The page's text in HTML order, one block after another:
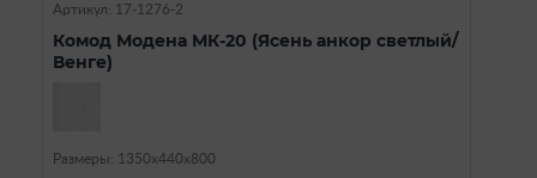
Артикул: 17-1276-2
Комод Модена МК-20 (Ясень анкор светлый/
Венге)
Размеры: 1350х440х800